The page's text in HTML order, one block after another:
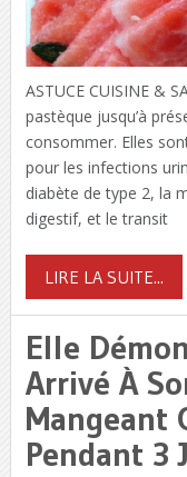
ASTUCE CUISINE &
pastèque jusqu’à
consommer. Elles
pour les infections
diabète de type 2, la
digestif, et le transit
LIRE LA SUITE...
Elle
Arrivé À
Mangeant
Pendant 3